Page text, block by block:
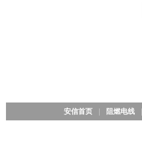
浙江省首批工程建设质量领先
安信首页 阻燃电线